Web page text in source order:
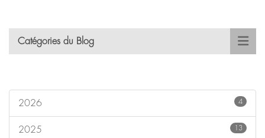
Catégories du Blog
2026 4
2025 13